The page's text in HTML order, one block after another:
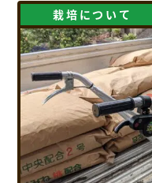
栽培について